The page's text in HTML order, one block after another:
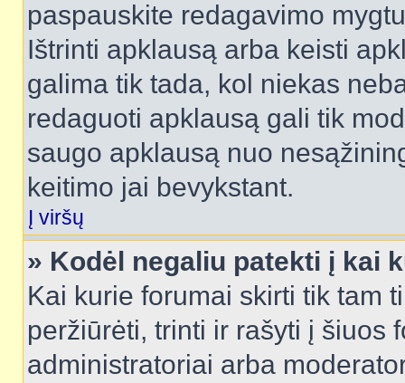
paspauskite redagavimo
Ištrinti apklausą arba keisti
galima tik tada, kol niekas
redaguoti apklausą gali tik
saugo apklausą nuo
keitimo jai bevykstant.
Į viršų
» Kodėl negaliu patekti į kai
Kai kurie forumai skirti tik tam
peržiūrėti, trinti ir rašyti į šiuos
administratoriai arba